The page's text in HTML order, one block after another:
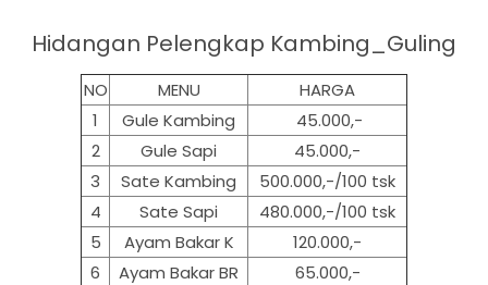
Hidangan Pelengkap Kambing_Guling
NO MENU
HARGA
1
Gule Kambing
45.000,-
2
Gule Sapi
45.000,-
3
Sate Kambing
500.000,-/100 tsk
4
Sate Sapi
480.000,-/100 tsk
5
Ayam Bakar K
120.000,-
6
Ayam Bakar BR
65.000,-